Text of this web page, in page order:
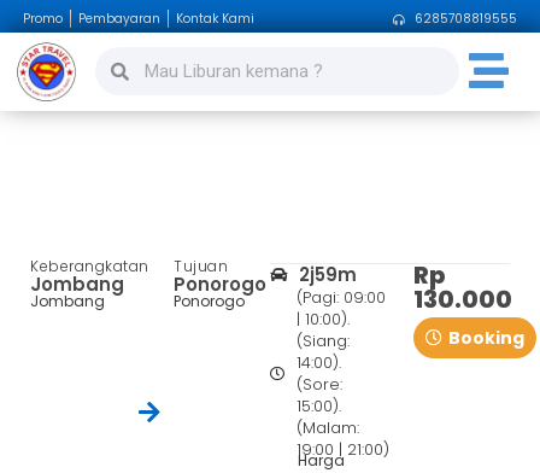
Promo Pembayaran Kontak Kami 6285708819555
Keberangkatan
Jombang
Jombang
Tujuan
Ponorogo
Ponorogo
2j59m
(Pagi: 09:00
| 10:00).
(Siang:
14:00).
(Sore:
15:00).
(Malam:
19:00 | 21:00)
Harga
Rp
130.000
Booking